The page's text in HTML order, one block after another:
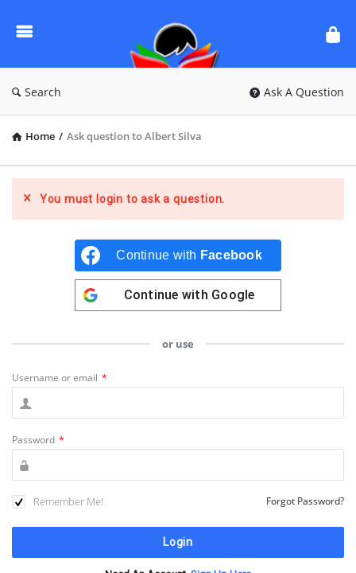
Questions
Search Ask A Question
Home / Ask question to Albert Silva
You must login to ask a question.
Continue with Facebook
Continue with Google
or use
Username or email *
Password *
Remember Me! Forgot Password?